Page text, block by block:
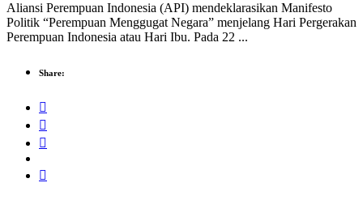
Aliansi Perempuan Indonesia (API) mendeklarasikan Manifesto
Politik “Perempuan Menggugat Negara” menjelang Hari Pergerakan
Perempuan Indonesia atau Hari Ibu. Pada 22 ...
Share: